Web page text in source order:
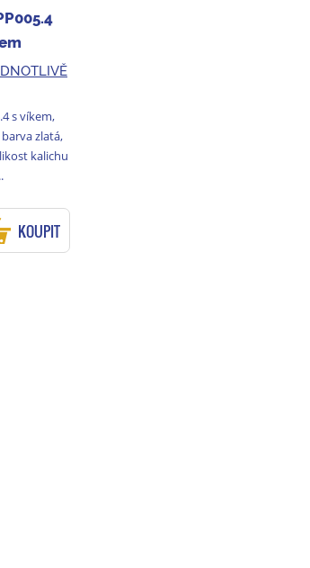
s víkem,
zlatá,
kalichu
KOUPIT